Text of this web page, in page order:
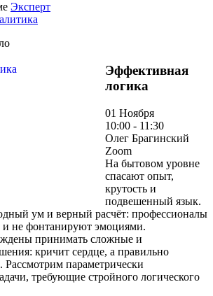
Эксперт
Эффективная
логика
01 Ноября
10:00 - 11:30
Олег Брагинский
Zoom
На бытовом уровне
спасают опыт,
крутость и
подвешенный язык.
ум и верный расчёт: профессионалы
не фонтанируют эмоциями.
принимать сложные и
кричит сердце, а правильно
Рассмотрим параметрически
требующие стройного логического